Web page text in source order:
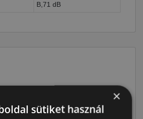
B,71 dB
49 390 Ft
×
sütiket használ